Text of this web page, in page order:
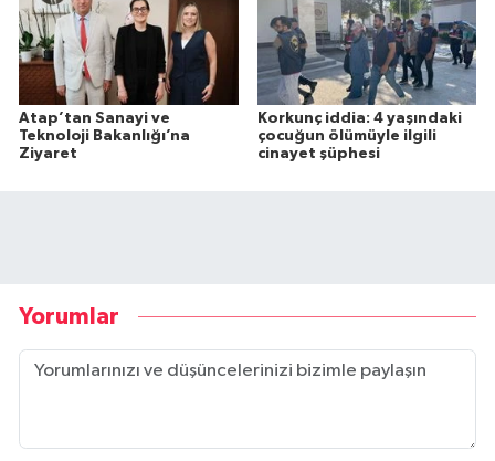
Atap’tan Sanayi ve
Teknoloji Bakanlığı’na
Ziyaret
Korkunç iddia: 4 yaşındaki
çocuğun ölümüyle ilgili
cinayet şüphesi
Yorumlar